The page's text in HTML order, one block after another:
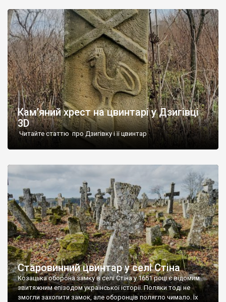
століття тут розмістили туберкульозну лікарню. Коли із
палацу виїхала лікарня – ми точно не […]
Кам’яний хрест на цвинтарі у Дзигівці
3D
Читайте статтю про Дзигівку і її цвинтар
Старовинний цвинтар у селі Стіна
Козацька оборона замку в селі Стіна у 1651 році є відомим
звитяжним епізодом української історії. Поляки тоді не
змогли захопити замок, але оборонців полягло чимало. Їх